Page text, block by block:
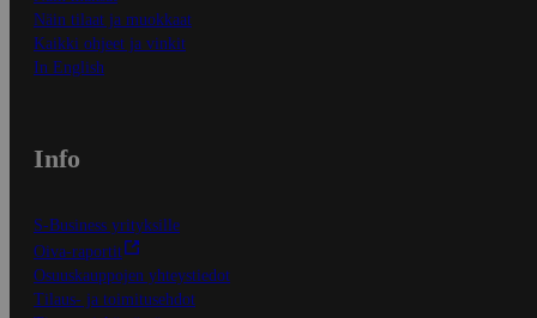
Näin tilaat ja muokkaat
Kaikki ohjeet ja vinkit
In English
Info
S-Business yrityksille
Oiva-raportit
Osuuskauppojen yhteystiedot
Tilaus- ja toimitusehdot